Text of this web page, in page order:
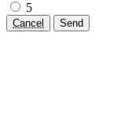
5
Cancel Send